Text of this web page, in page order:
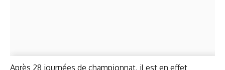
Après 28 journées de championnat, il est en effet